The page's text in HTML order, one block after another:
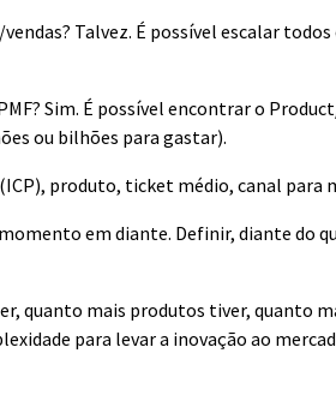
Talvez. É possível escalar
Sim. É possível encontrar o
ou bilhões para gastar).
produto, ticket médio, canal para
em diante. Definir, diante do
quanto mais produtos tiver, quanto
para levar a inovação ao